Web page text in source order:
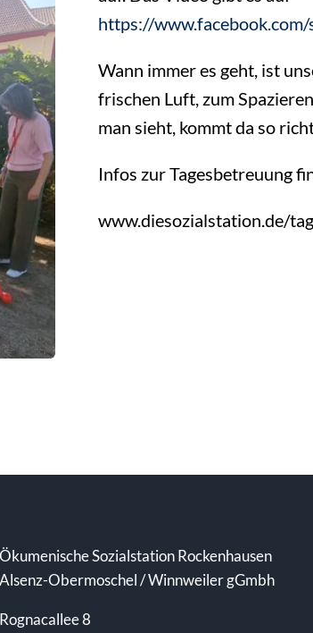
https://
Wann immer es geht, ist
frischen Luft, zum
man sieht, kommt da so
Infos zur Tagesbetreuung
www.diesozialstation.de/
Ökumenische Sozialstation Rockenhausen
Alsenz-Obermoschel / Winnweiler gGmbh
Rognacallee 8